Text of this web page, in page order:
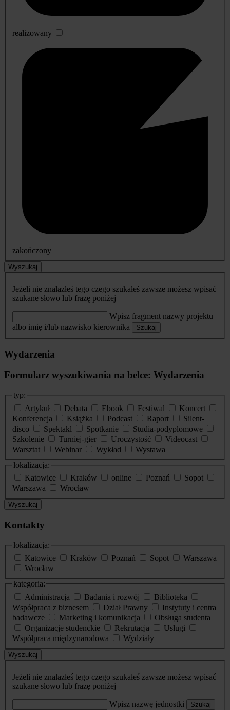
realizowany
zakończony
Wyszukaj
Jeżeli nie znalazłeś tego czego szukałeś zawsze możesz wpisać
szukane słowo lub frazę poniżej
Wpisz fragment nazwy projektu
albo imię i/lub nazwisko kierownika
Szukaj
Wydarzenia
Formularz wyszukiwania na belce: Wydarzenia
typ:
Artykuł
Debata Ebook Festiwal
Koncert
Konferencja
Książka Podcast Raport
Silent-
disco
Spektakl Spotkanie
Studia-podyplomowe
Szkolenie
Turniej-gier Uroczystość
Videocast
Warsztat
Webinar Wykład
Wystawa
lokalizacja:
Katowice
Kraków online Poznań
Sopot
Warszawa
Wrocław
Wyszukaj
Kontakty
lokalizacja:
Katowice
Kraków Poznań Sopot
Warszawa
Wrocław
kategoria:
Administracja
Badania i rozwój
Biblioteka
Współpraca z biznesem
Dział Prawny
Instytuty i centra
badawcze
Marketing i komunikacja
Obsługa studenta
Organizacje studenckie
Rekrutacja
Usługi
Współpraca międzynarodowa
Wydziały
Wyszukaj
Jeżeli nie znalazłeś tego czego szukałeś zawsze możesz wpisać
szukane słowo lub frazę poniżej
Wpisz nazwę jednostki Szukaj